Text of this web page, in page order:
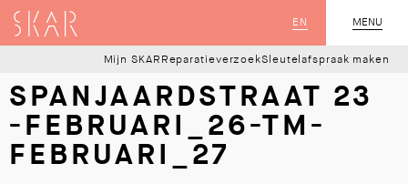
MENU
SLUIT
EN
SKAR
Mijn SKAR ReparatieverzoekSleutelafspraak maken
SPANJAARDSTRAAT 23
-FEBRUARI_26-TM-
FEBRUARI_27